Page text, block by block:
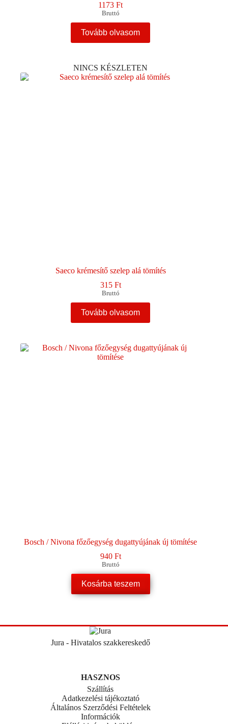
1173Ft
Bruttó
Tovább olvasom
NINCS KÉSZLETEN
Saeco krémesítő szelep alá tömítés
315 Ft
Bruttó
Tovább olvasom
Bosch / Nivona főzőegység dugattyújának új tömítése
940 Ft
Bruttó
Kosárba teszem
Jura - Hivatalos szakkereskedő
HASZNOS
Szállítás
Adatkezelési tájékoztató
Általános Szerződési Feltételek
Információk